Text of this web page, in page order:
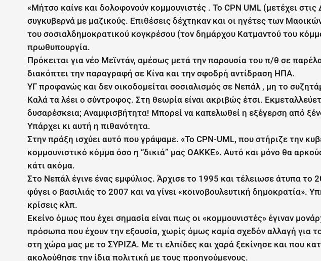
«Μήτσο καίνε και δολοφονούν κομμουνιστές . Το CPN UML (μετέχει στις
συγκυβερνά με μαζικούς. Επιθέσεις δέχτηκαν και οι ηγέτες των
του σοσιαλδημοκρατικού κογκρέσου (τον δημάρχου Κατμαντού του
πρωθυπουργία.
Πρόκειται για νέο Μεϊντάν, αμέσως μετά την παρουσία του π/θ σε
διακόπτει την παραγραφή σε Κίνα και την σφοδρή αντίδραση ΗΠΑ.
ΥΓ προφανώς και δεν οικοδομείται σοσιαλισμός σε Νεπάλ , μη το
Καλά τα λέει ο σύντροφος. Στη θεωρία είναι ακριβώς έτσι.
δυσαρέσκεια; Αναμφισβήτητα! Μπορεί να καπελωθεί η εξέγερση από
Υπάρχει κι αυτή η πιθανότητα.
Στην πράξη ισχύει αυτό που γράψαμε. «Το CPN-UML, που στήριζε την
κομμουνιστικό κόμμα όσο η “δικιά” μας ΟΑΚΚΕ». Αυτό και μόνο θα
κάτι ακόμα.
Στο Νεπάλ έγινε ένας εμφύλιος. Άρχισε το 1995 και τέλειωσε άτυπα το
φύγει ο βασιλιάς το 2007 και να γίνει «κοινοβουλευτική δημοκρατία».
κρίσεις κλπ.
Εκείνο όμως που έχει σημασία είναι πως οι «κομμουνιστές» έγιναν
πρόσωπα που έχουν την εξουσία, χωρίς όμως καμία σχεδόν αλλαγή για
στη χώρα μας με το ΣΥΡΙΖΑ. Με τι ελπίδες και χαρά ξεκίνησε και που
ακολούθησε την ίδια πολιτική με τους προηγούμενους.